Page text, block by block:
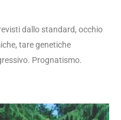
dallo standard, occhio
tare genetiche
Prognatismo.